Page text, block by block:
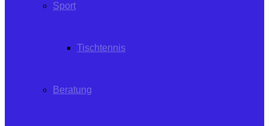
Sport
Tischtennis
Beratung